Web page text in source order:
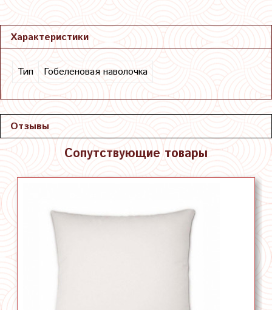
Характеристики
Тип Гобеленовая наволочка
Отзывы
Сопутствующие товары